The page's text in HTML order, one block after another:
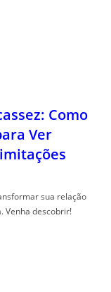
Como
Ver
sua relação
Venha descobrir!